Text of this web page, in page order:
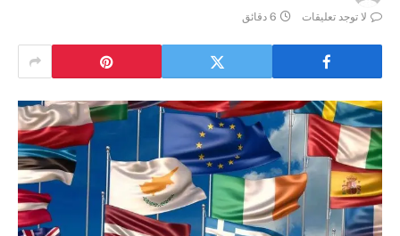
لا توجد تعليقات
6 دقائق